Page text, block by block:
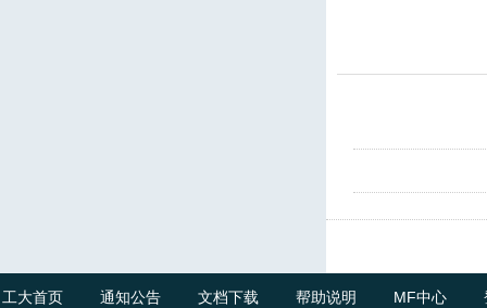
工大首页 通知公告 文档下载 帮助说明 MF中心